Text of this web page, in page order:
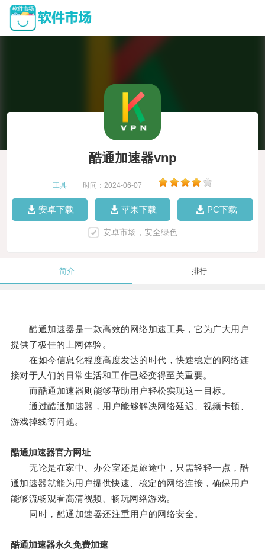
酷通加速器vnp
工具 时间：2024-06-07
安卓下载 苹果下载 PC下载
安卓市场，安全绿色
简介 排行
酷通加速器是一款高效的网络加速工具，它为广大用户
提供了极佳的上网体验。
在如今信息化程度高度发达的时代，快速稳定的网络连
接对于人们的日常生活和工作已经变得至关重要。
而酷通加速器则能够帮助用户轻松实现这一目标。
通过酷通加速器，用户能够解决网络延迟、视频卡顿、
游戏掉线等问题。
酷通加速器官方网址
无论是在家中、办公室还是旅途中，只需轻轻一点，酷
通加速器就能为用户提供快速、稳定的网络连接，确保用户
能够流畅观看高清视频、畅玩网络游戏。
同时，酷通加速器还注重用户的网络安全。
酷通加速器永久免费加速